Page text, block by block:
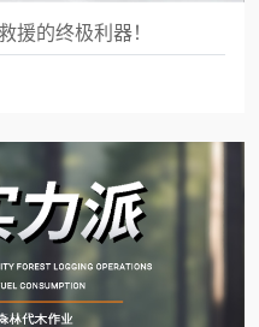
援的终极利器！